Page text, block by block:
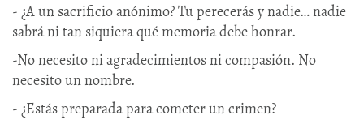
- ¿A un sacrificio anónimo? Tu perecerás y nadie… nadie
sabrá ni tan siquiera qué memoria debe honrar.
-No necesito ni agradecimientos ni compasión. No
necesito un nombre.
- ¿Estás preparada para cometer un crimen?